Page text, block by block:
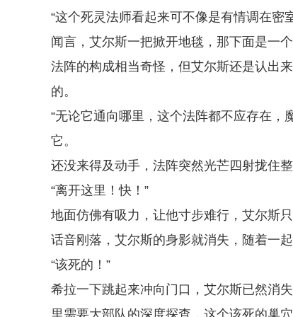
“这个死灵法师看起来可不像是有情调在密
闻言，艾尔斯一把掀开地毯，那下面是一个
法阵的构成相当奇怪，但艾尔斯还是认出
的。
“无论它通向哪里，这个法阵都不应存在
它。
还没来得及动手，法阵突然光芒四射拢住整
“离开这里！快！”
地面仿佛有吸力，让他寸步难行，艾尔斯
话音刚落，艾尔斯的身影就消失，随着一
“该死的！”
希拉一下跳起来冲向门口，艾尔斯已然消
里需要大部队的深度探查，这个该死的巢